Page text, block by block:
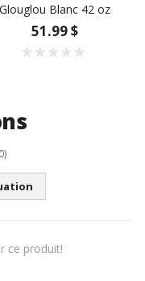
Glouglou Blanc 42 oz
51.99 $
ce produit!